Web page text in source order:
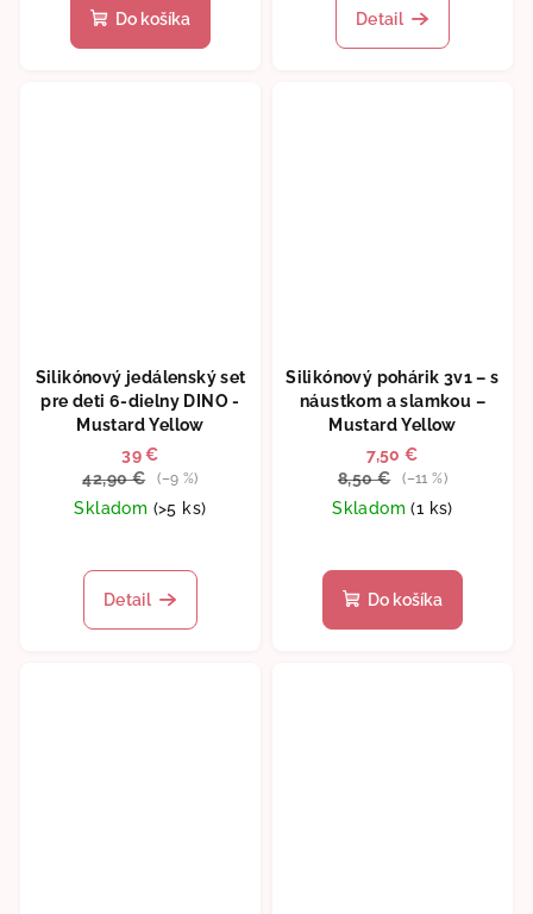
Do košíka
produktu
Detail
Silikónový jedálenský set
pre deti 6-dielny DINO -
Mustard Yellow
39 €
42,90 €
(–9 %)
Skladom (>5 ks)
hodnotenie
produktu
Detail
Silikónový pohárik 3v1 – s
náustkom a slamkou –
Mustard Yellow
7,50 €
8,50 €
(–11 %)
Skladom(1 ks)
Do košíka